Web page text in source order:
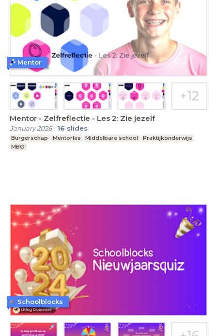
Mentor - Zelfreflectie - Les 2: Zie jezelf
January 2026- 16 slides
Burgerschap Mentorles Middelbare school
Praktijkonderwijs
MBO
Mentor
Schoolblocks